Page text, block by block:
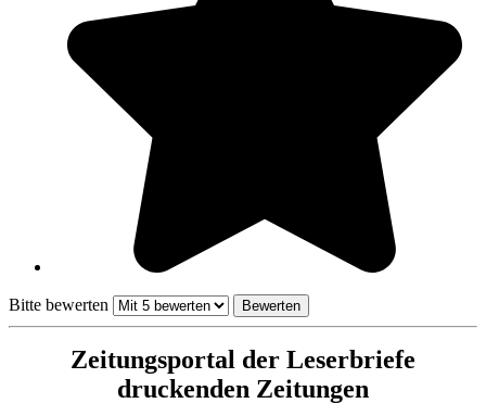
Bitte bewerten
Zeitungsportal der Leserbriefe
druckenden Zeitungen